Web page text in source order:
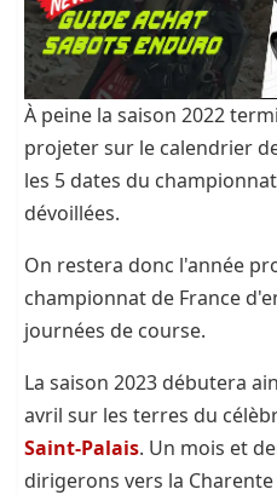
À peine la saison 2022
projeter sur le calendrier
les 5 dates du
dévoillées.
On restera donc l'année
championnat de France
journées de course.
La saison 2023 débutera
avril sur les terres du
Saint-Palais. Un mois et
dirigerons vers la